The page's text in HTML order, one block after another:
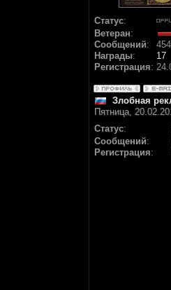
Статус:
Ветеран:
Сообщений:
Награды:
17
Регистрация:
Злобная
Пятница,
Статус:
Сообщений:
Регистрация: